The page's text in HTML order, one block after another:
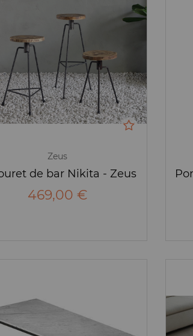
Zeus
de bar Nikita - Zeus
469,00 €